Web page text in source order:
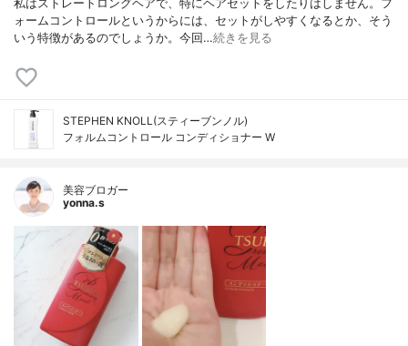
私はストレートロングヘアで、特にヘアセットをしたりはしません。フ
ォームコントロールというからには、セットがしやすくなるとか、そう
いう特徴があるのでしょうか。今回…続きを見る
STEPHEN KNOLL(スティーブンノル)
フォルムコントロール コンディショナー W
美容ブロガー
yonna.s